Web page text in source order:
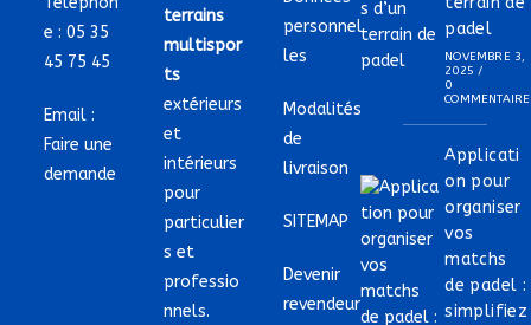
e :05 35
45 75 45
Email :
Faire une
demande
terrains
multispor
ts
extérieurs
et
intérieurs
pour
particulier
s et
professio
nnels.
personnel
les
Modalités
de
livraison
SITEMAP
Devenir
revendeur
padel
NOVEMBRE 3,
2025 /
0
COMMENTAIRE
Applicati
on pour
organiser
vos
matchs
de padel :
simplifiez